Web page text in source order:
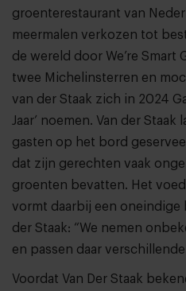
groenterestaurant van
meermalen verkozen tot
de wereld door We’re Smart
twee Michelinsterren en
van der Staak zich in 2024
Jaar’ noemen. Van der
gasten op het bord
dat zijn gerechten vaak
groenten bevatten. Het
vormt daarbij een oneindige
der Staak: “We nemen
en passen daar
Voordat Van Der Staak